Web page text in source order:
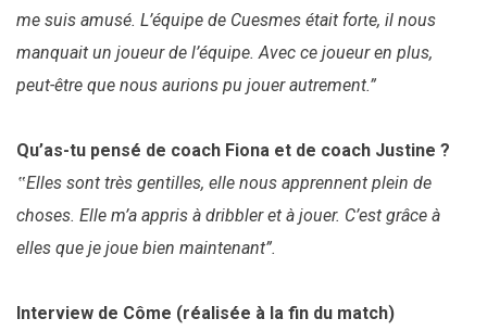
me suis amusé. L’équipe de Cuesmes était forte, il nous
manquait un joueur de l’équipe. Avec ce joueur en plus,
peut-être que nous aurions pu jouer autrement.”
Qu’as-tu pensé de coach Fiona et de coach Justine ?
‟Elles sont très gentilles, elle nous apprennent plein de
choses. Elle m’a appris à dribbler et à jouer. C’est grâce à
elles que je joue bien maintenant”.
Interview de Côme (réalisée à la fin du match)